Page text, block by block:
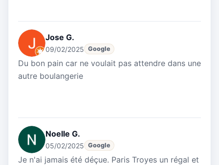
Jose G.
09/02/2025 Google
Du bon pain car ne voulait pas attendre dans une
autre boulangerie
Noelle G.
05/02/2025 Google
Je n'ai jamais été déçue. Paris Troyes un régal et